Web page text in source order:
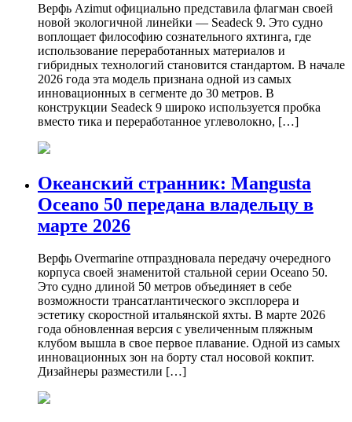
Верфь Azimut официально представила флагман своей
новой экологичной линейки — Seadeck 9. Это судно
воплощает философию сознательного яхтинга, где
использование переработанных материалов и
гибридных технологий становится стандартом. В начале
2026 года эта модель признана одной из самых
инновационных в сегменте до 30 метров. В
конструкции Seadeck 9 широко используется пробка
вместо тика и переработанное углеволокно, […]
Океанский странник: Mangusta
Oceano 50 передана владельцу в
марте 2026
Верфь Overmarine отпраздновала передачу очередного
корпуса своей знаменитой стальной серии Oceano 50.
Это судно длиной 50 метров объединяет в себе
возможности трансатлантического эксплорера и
эстетику скоростной итальянской яхты. В марте 2026
года обновленная версия с увеличенным пляжным
клубом вышла в свое первое плавание. Одной из самых
инновационных зон на борту стал носовой кокпит.
Дизайнеры разместили […]